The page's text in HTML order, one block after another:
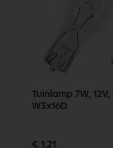
Tuinlamp 7W,
W3x16D
€ 1,21